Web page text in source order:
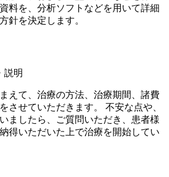
料を、分析ソフトなどを用いて詳細
針を決定します。
説明
えて、治療の方法、治療期間、諸費
させていただきます。 不安な点や、
ましたら、ご質問いただき、患者様
得いただいた上で治療を開始してい